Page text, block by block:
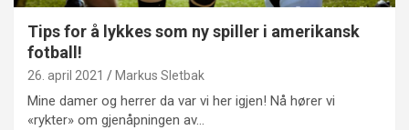
Tips for å lykkes som ny spiller i amerikansk
fotball!
26. april 2021 Markus Sletbak
Mine damer og herrer da var vi her igjen! Nå hører vi
«rykter» om gjenåpningen av…